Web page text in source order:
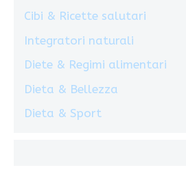
Cibi & Ricette salutari
Integratori naturali
Diete & Regimi alimentari
Dieta & Bellezza
Dieta & Sport